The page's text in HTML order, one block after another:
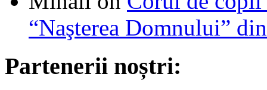
“Naşterea Domnului”
Partenerii noștri: